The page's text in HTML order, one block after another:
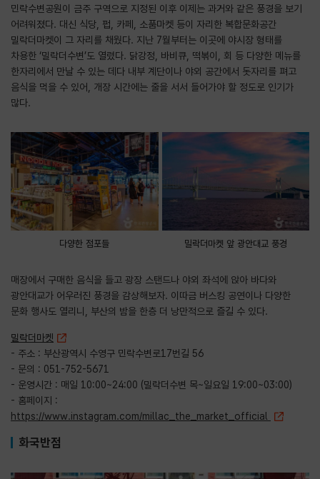
민락수변공원이 금주 구역으로 지정된 이후 이제는 과거와 같은 풍경을 보기
어려워졌다. 대신 식당, 펍, 카페, 소품마켓 등이 자리한 복합문화공간
밀락더마켓이 그 자리를 채웠다. 지난 7월부터는 이곳에 야시장 형태를
차용한 ‘밀락더수변’도 열렸다. 닭강정, 바비큐, 떡볶이, 회 등 다양한 메뉴를
한자리에서 만날 수 있는 데다 내부 계단이나 야외 공간에서 돗자리를 펴고
음식을 먹을 수 있어, 개장 시간에는 줄을 서서 들어가야 할 정도로 인기가
많다.
다양한 점포들 밀락더마켓 앞 광안대교 풍경
매장에서 구매한 음식을 들고 광장 스탠드나 야외 좌석에 앉아 바다와
광안대교가 어우러진 풍경을 감상해보자. 이따금 버스킹 공연이나 다양한
문화 행사도 열리니, 부산의 밤을 한층 더 낭만적으로 즐길 수 있다.
밀락더마켓
- 주소 : 부산광역시 수영구 민락수변로17번길 56
- 문의 : 051-752-5671
- 운영시간 : 매일 10:00~24:00 (밀락더수변 목~일요일 19:00~03:00)
- 홈페이지 :
https://www.instagram.com/millac_the_market_official
화국반점